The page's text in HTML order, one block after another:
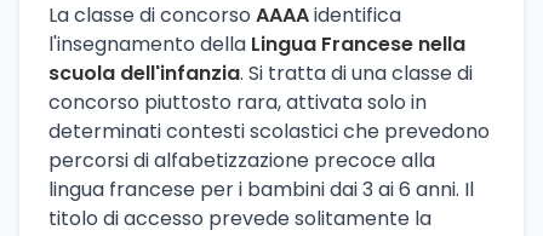
La classe di concorso AAAAidentifica
l'insegnamento della Lingua Francese nella
scuola dell'infanzia. Si tratta di una classe di
concorso piuttosto rara, attivata solo in
determinati contesti scolastici che prevedono
percorsi di alfabetizzazione precoce alla
lingua francese per i bambini dai 3 ai 6 anni. Il
titolo di accesso prevede solitamente la